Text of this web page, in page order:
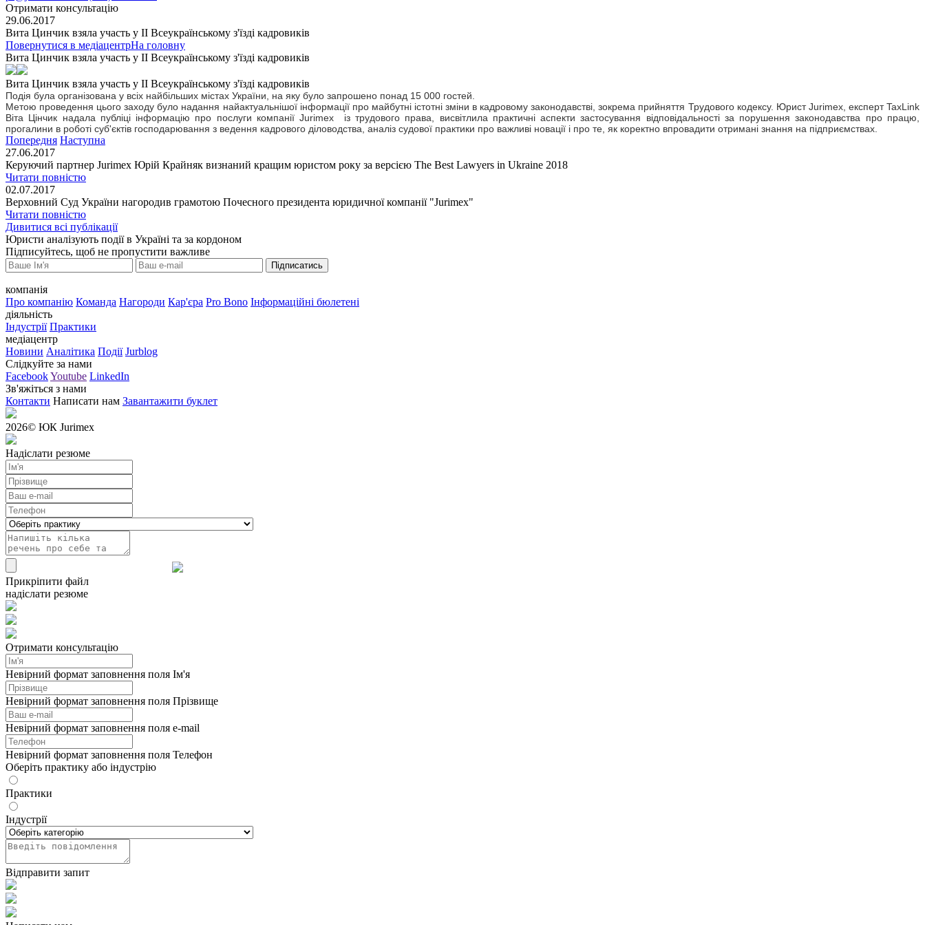
Отримати консультацію
29.06.2017
Вита Цинчик взялa участь у ІІ Всеукраїнському з'їзді кадровиків
Повернутися в медіацентрНа головну
Вита Цинчик взялa участь у ІІ Всеукраїнському з'їзді кадровиків
Вита Цинчик взялa участь у ІІ Всеукраїнському з'їзді кадровиків
Подія була організована у всіх найбільших містах України, на яку було запрошено понад 15 000 гостей.
Метою проведення цього заходу було надання найактуальнішої інформації про майбутні істотні зміни в кадровому законодавстві, зокрема прийняття Трудового кодексу. Юрист Jurimex, експерт TaxLink
Віта Цінчик надала публіці інформацію про послуги компанії Jurimex із трудового права, висвітлила практичні аспекти застосування відповідальності за порушення законодавства про працю,
прогалини в роботі суб'єктів господарювання з ведення кадрового діловодства, аналіз судової практики про важливі новації і про те, як коректно впровадити отримані знання на підприємствах.
Попередня Наступна
27.06.2017
Керуючий партнер Jurimex Юрій Крайняк визнаний кращим юристом року за версією The Best Lawyers in Ukraine 2018
Читати повністю
02.07.2017
Верховний Суд України нагородив грамотою Почесного президента юридичної компанії "Jurimex"
Читати повністю
Дивитися всі публікації
Юристи аналізують події в Україні та за кордоном
Підписуйтесь, щоб не пропустити важливе
Підписатись
компанія
Про компанію Команда Нагороди Кар'єра Pro Bono Інформаційні бюлетені
діяльність
Індустрії Практики
медіацентр
Новини Аналітика Події Jurblog
Слідкуйте за нами
FacebookYoutube LinkedIn
Зв'яжіться з нами
Контакти Написати нам Завантажити буклет
2026© ЮК Jurimex
Надіслати резюме
Прикріпити файл
надіслати резюме
Отримати консультацію
Невірний формат заповнення поля Ім'я
Невірний формат заповнення поля Прізвище
Невірний формат заповнення поля e-mail
Невірний формат заповнення поля Телефон
Оберіть практику або індустрію
Практики
Індустрії
Відправити запит